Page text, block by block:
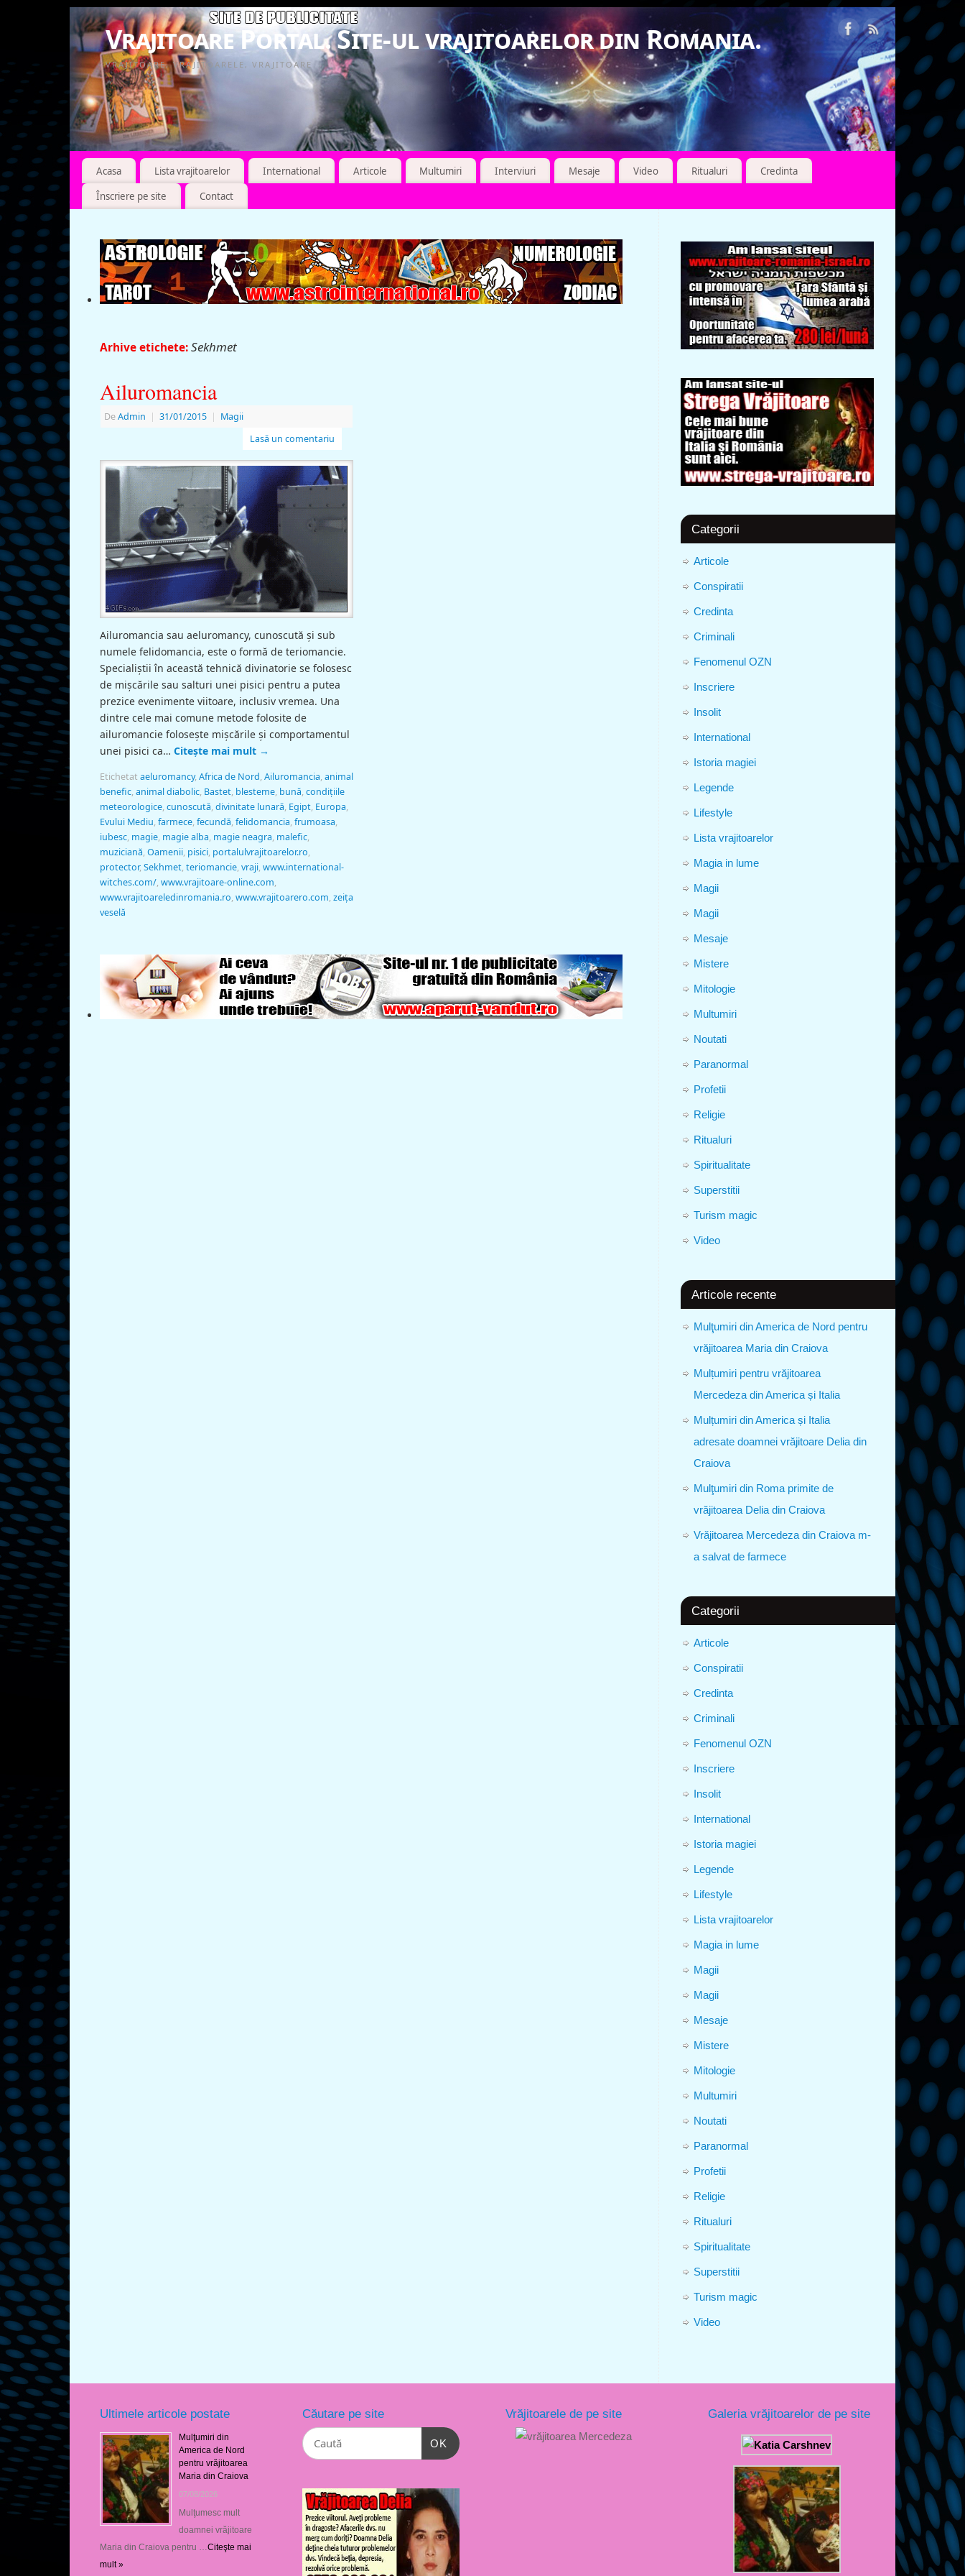
Vrajitoare Portal. Site-ul vrajitoarelor din Romania.
VRAJITOARE, VRAJITOARELE, VRAJITOARE
Acasa Lista vrajitoarelor International Articole Multumiri Interviuri Mesaje Video Ritualuri
Credinta
Înscriere pe site
Contact
Arhive etichete:Sekhmet
Ailuromancia
DeAdmin | 31/01/2015 | Magii
Lasă un comentariu
Ailuromancia sau aeluromancy, cunoscută şi sub
numele felidomancia, este o formă de teriomancie.
Specialiştii în această tehnică divinatorie se folosesc
de mișcările sau salturi unei pisici pentru a putea
prezice evenimente viitoare, inclusiv vremea. Una
dintre cele mai comune metode folosite de
ailuromancie foloseşte mișcările și comportamentul
unei pisici ca… Citește mai mult →
Etichetat aeluromancy,Africa de Nord,Ailuromancia,animal
benefic,animal diabolic, Bastet, blesteme, bună,condițiile
meteorologice,cunoscută,divinitate lunară, Egipt, Europa,
Evului Mediu,farmece,fecundă,felidomancia,frumoasa,
iubesc, magie, magie alba, magie neagra, malefic,
muziciană,Oamenii, pisici, portalulvrajitoarelor.ro,
protector,Sekhmet,teriomancie,vraji,www.international-
witches.com/,www.vrajitoare-online.com,
www.vrajitoareledinromania.ro,www.vrajitoarero.com,zeiţa
veselă
Categorii
Articole
Conspiratii
Credinta
Criminali
Fenomenul OZN
Inscriere
Insolit
International
Istoria magiei
Legende
Lifestyle
Lista vrajitoarelor
Magia in lume
Magii
Magii
Mesaje
Mistere
Mitologie
Multumiri
Noutati
Paranormal
Profetii
Religie
Ritualuri
Spiritualitate
Superstitii
Turism magic
Video
Articole recente
Mulţumiri din America de Nord pentru
vrăjitoarea Maria din Craiova
Mulțumiri pentru vrăjitoarea
Mercedeza din America și Italia
Mulțumiri din America și Italia
adresate doamnei vrăjitoare Delia din
Craiova
Mulţumiri din Roma primite de
vrăjitoarea Delia din Craiova
Vrăjitoarea Mercedeza din Craiova m-
a salvat de farmece
Categorii
Articole
Conspiratii
Credinta
Criminali
Fenomenul OZN
Inscriere
Insolit
International
Istoria magiei
Legende
Lifestyle
Lista vrajitoarelor
Magia in lume
Magii
Magii
Mesaje
Mistere
Mitologie
Multumiri
Noutati
Paranormal
Profetii
Religie
Ritualuri
Spiritualitate
Superstitii
Turism magic
Video
Ultimele articole postate
Mulţumiri din
America de Nord
pentru vrăjitoarea
Maria din Craiova
07/08/2026
Mulţumesc mult
doamnei vrăjitoare
Maria din Craiova pentru … Citeşte mai
mult »
Căutare pe site
OK
Vrăjitoarele de pe site Galeria vrăjitoarelor de pe site